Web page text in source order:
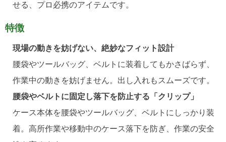
せる、プロ必携のアイテムです。
特徴
現場の動きを妨げない、絶妙なフィット設計
腰袋やツールバッグ、ベルトに装着してもかさばらず、
作業中の動きを妨げません。出し入れもスムーズです。
腰袋やベルトに固定し落下を防止する「クリップ」
ケース本体を腰袋やツールバッグ、ベルトにしっかり装
着。高所作業や移動中のケース落下を防ぎ、作業の安全